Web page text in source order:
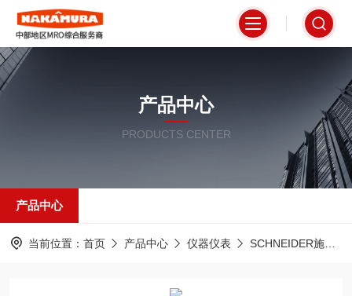
产品中心
PRODUCTS CENTER
产品中心
当前位置： 首页 产品中心 仪器仪表 SCHNEIDER施耐德法国